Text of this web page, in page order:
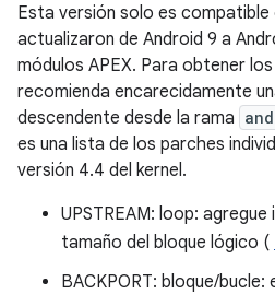
Esta versión solo es
actualizaron de Android 9 a
módulos APEX. Para obtener
recomienda encarecidamente
descendente desde la rama
es una lista de los parches
versión 4.4 del kernel.
UPSTREAM: loop:
tamaño del bloque lógico (
BACKPORT: bloque/